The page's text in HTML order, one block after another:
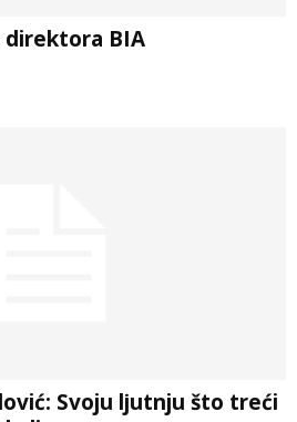
direktora BIA
Svoju lјutnju što treći